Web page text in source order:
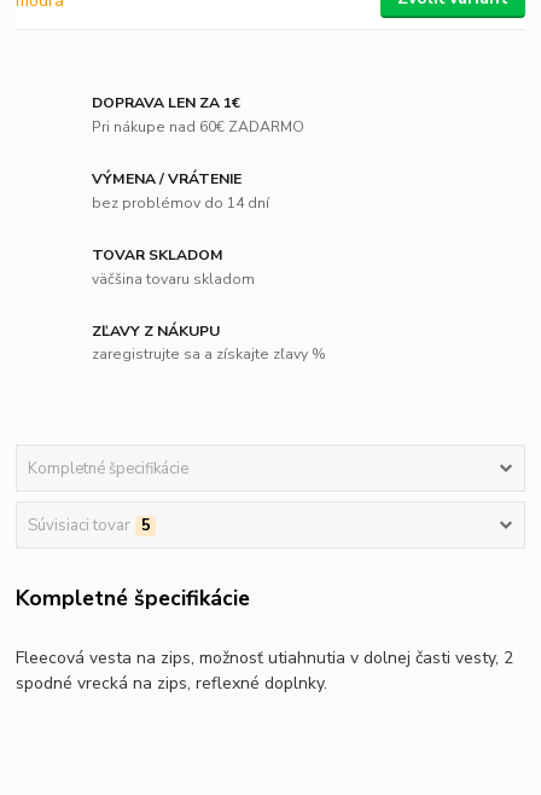
DOPRAVA LEN ZA 1€
Pri nákupe nad 60€ ZADARMO
VÝMENA / VRÁTENIE
bez problémov do 14 dní
TOVAR SKLADOM
väčšina tovaru skladom
ZĽAVY Z NÁKUPU
zaregistrujte sa a získajte zľavy %
Kompletné špecifikácie
Súvisiaci tovar 5
Kompletné špecifikácie
Fleecová vesta na zips, možnosť utiahnutia v dolnej časti vesty, 2
spodné vrecká na zips, reflexné doplnky.